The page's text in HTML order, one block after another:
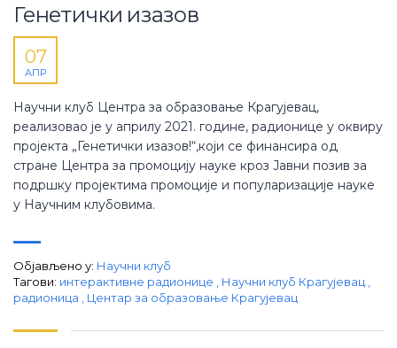
Генетички изазов
07
АПР
Научни клуб Центра за образовање Крагујевац,
реализовао је у априлу 2021. године, радионице у оквиру
пројекта „Генетички изазов!“,који се финансира од
стране Центра за промоцију науке кроз Јавни позив за
подршку пројектима промоције и популаризације науке
у Научним клубовима.
Објављено у: Научни клуб
Тагови: интерактивне радионице Научни клуб Крагујевац
радионица
Центар за образовање Крагујевац